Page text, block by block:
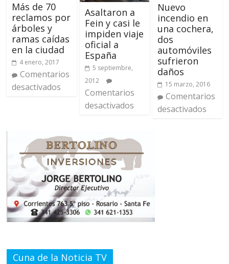
Más de 70
reclamos por
árboles y
ramas caídas
en la ciudad
4 enero, 2017
Comentarios
desactivados
Asaltaron a
Fein y casi le
impiden viaje
oficial a
España
5 septiembre,
2012
Comentarios
desactivados
Nuevo
incendio en
una cochera,
dos
automóviles
sufrieron
daños
15 marzo, 2016
Comentarios
desactivados
Cuna de la Noticia TV